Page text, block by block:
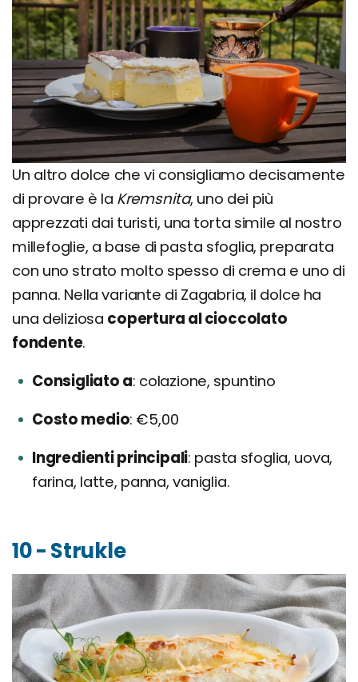
Un altro dolce che vi consigliamo decisamente
di provare è la Kremsnita, uno dei più
apprezzati dai turisti, una torta simile al nostro
millefoglie, a base di pasta sfoglia, preparata
con uno strato molto spesso di crema e uno di
panna. Nella variante di Zagabria, il dolce ha
una deliziosa copertura al cioccolato
fondente.
Consigliato a colazione, spuntino
Costo medio €5,00
Ingredienti principali pasta sfoglia, uova,
farina, latte, panna, vaniglia.
10 - Strukle